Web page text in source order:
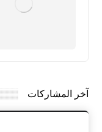
آخر المشاركات